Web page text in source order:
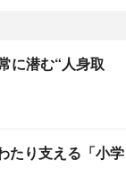
に潜む“人身取
たり支える「小学